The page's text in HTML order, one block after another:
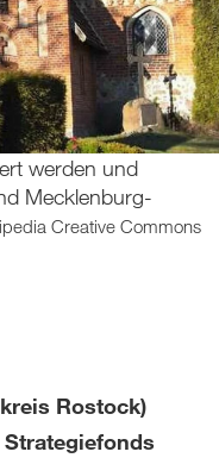
werden und
Mecklenburg-
Creative Commons
Rostock)